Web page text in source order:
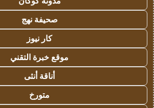
صحيفة نهج
كار نيوز
موقع خبرة التقني
أناقة أنثى
متورخ